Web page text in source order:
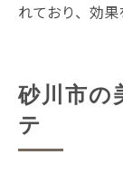
れており、効果
砂川市の
テ